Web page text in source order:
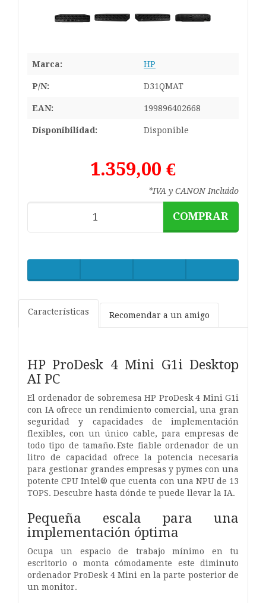
Marca: HP
P/N: D31QMAT
EAN: 199896402668
Disponibilidad: Disponible
1.359,00 €
*IVA y CANON Incluido
COMPRAR
Características Recomendar a un amigo
HP ProDesk 4 Mini G1i Desktop
AI PC
El ordenador de sobremesa HP ProDesk 4 Mini G1i
con IA ofrece un rendimiento comercial, una gran
seguridad y capacidades de implementación
flexibles, con un único cable, para empresas de
todo tipo de tamaño. Este fiable ordenador de un
litro de capacidad ofrece la potencia necesaria
para gestionar grandes empresas y pymes con una
potente CPU Intel® que cuenta con una NPU de 13
TOPS. Descubre hasta dónde te puede llevar la IA.
Pequeña escala para una
implementación óptima
Ocupa un espacio de trabajo mínimo en tu
escritorio o monta cómodamente este diminuto
ordenador ProDesk 4 Mini en la parte posterior de
un monitor.